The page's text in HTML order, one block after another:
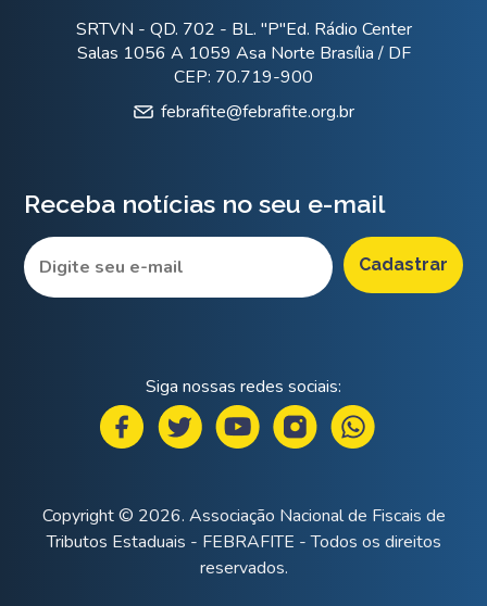
SRTVN - QD. 702 - BL. "P"Ed. Rádio Center
Salas 1056 A 1059 Asa Norte Brasília / DF
CEP: 70.719-900
febrafite@febrafite.org.br
Receba notícias no seu e-mail
Siga nossas redes sociais:
Copyright © 2026. Associação Nacional de Fiscais de
Tributos Estaduais - FEBRAFITE - Todos os direitos
reservados.